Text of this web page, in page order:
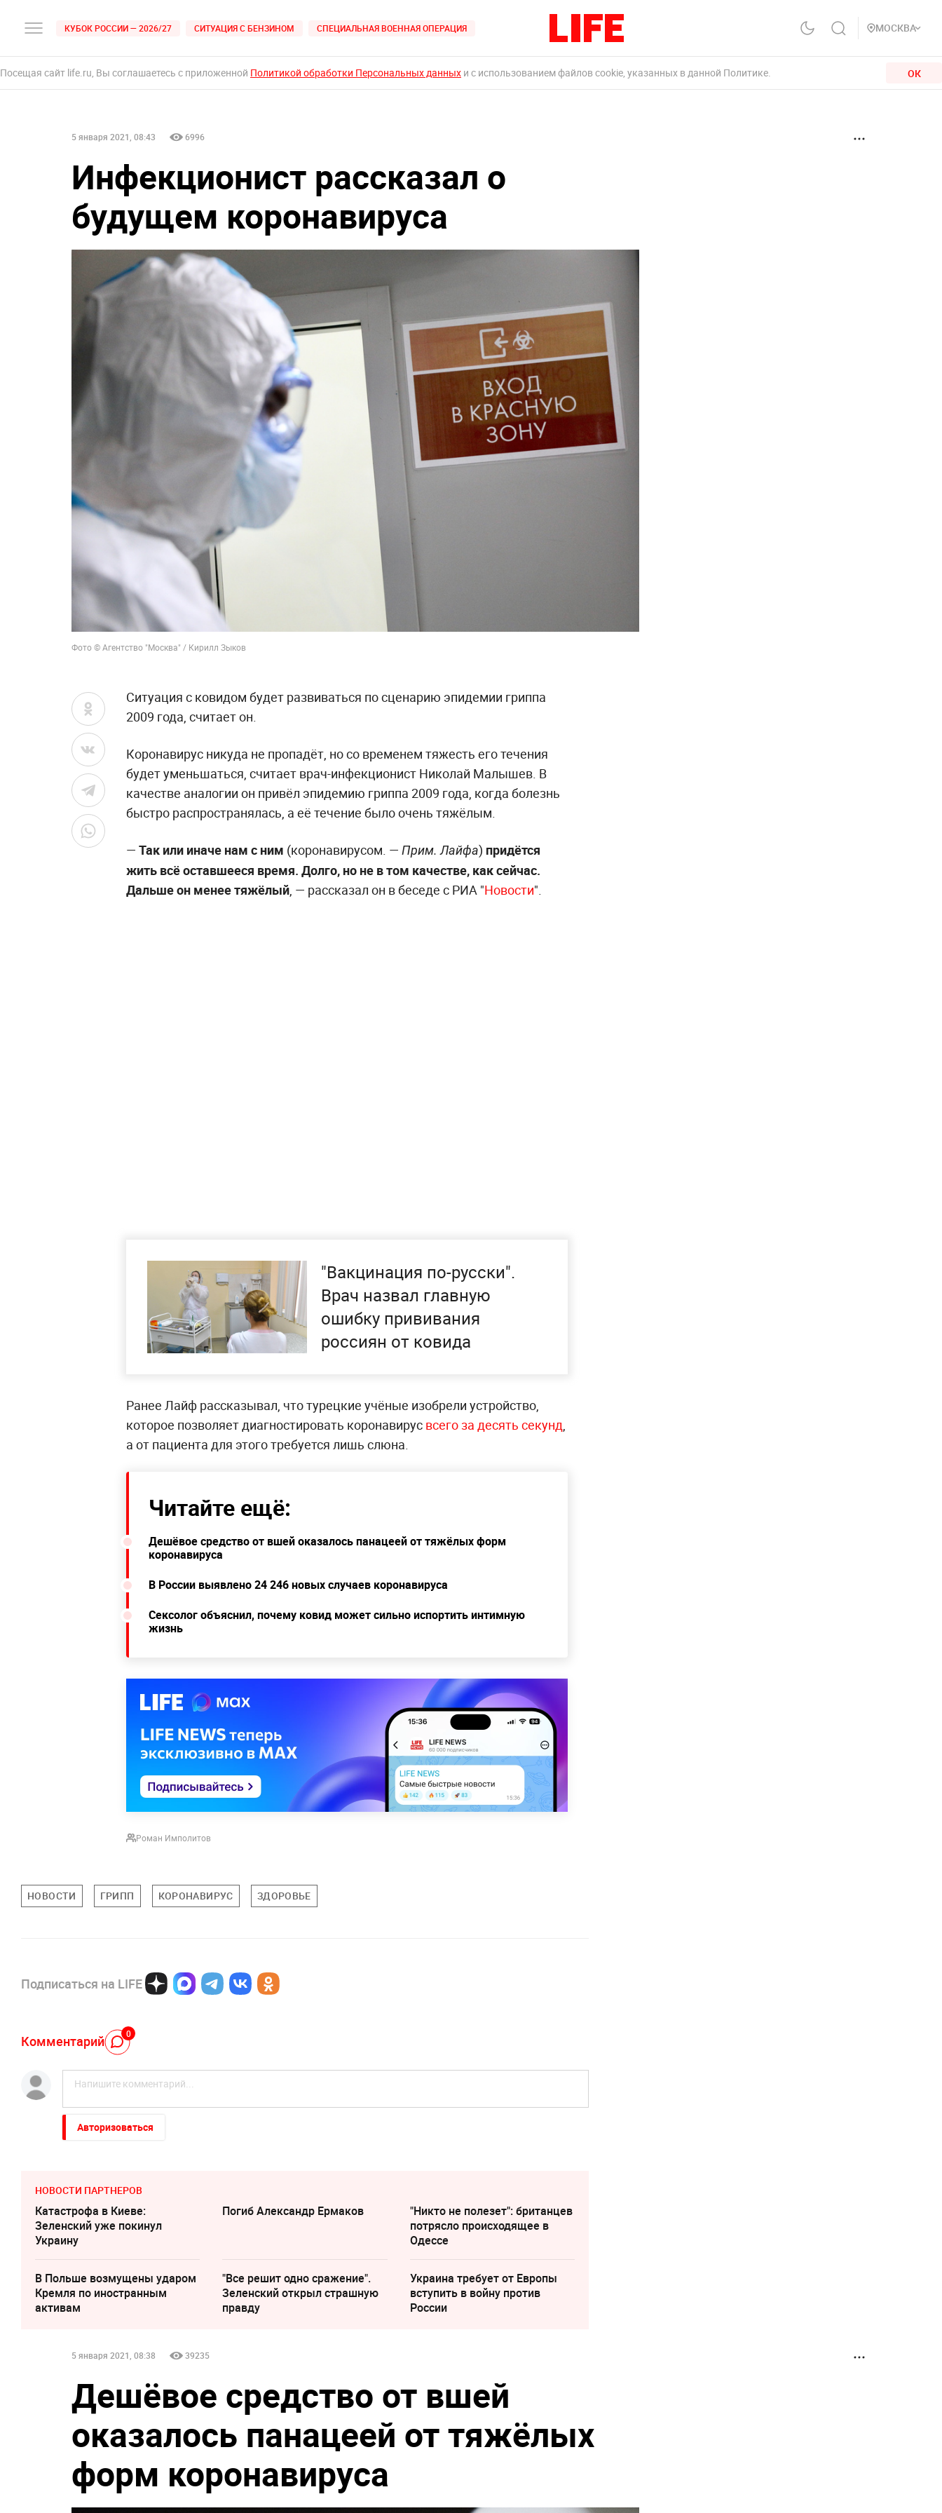
КУБОК РОССИИ — 2026/27 СИТУАЦИЯ С БЕНЗИНОМ СПЕЦИАЛЬНАЯ ВОЕННАЯ ОПЕРАЦИЯ МОСКВА
Посещая сайт life.ru, Вы соглашаетесь с приложенной Политикой обработки Персональных данных и с использованием файлов cookie, указанных в данной Политике. ОК
5 января 2021, 08:43 6996
Инфекционист рассказал о
будущем коронавируса
Фото © Агентство "Москва" / Кирилл Зыков
Ситуация с ковидом будет развиваться по сценарию эпидемии гриппа
2009 года, считает он.
Коронавирус никуда не пропадёт, но со временем тяжесть его течения
будет уменьшаться, считает врач-инфекционист Николай Малышев. В
качестве аналогии он привёл эпидемию гриппа 2009 года, когда болезнь
быстро распространялась, а её течение было очень тяжёлым.
— Так или иначе нам с ним (коронавирусом. — Прим. Лайфа) придётся
жить всё оставшееся время. Долго, но не в том качестве, как сейчас.
Дальше он менее тяжёлый, — рассказал он в беседе с РИА "Новости".
"Вакцинация по-русски".
Врач назвал главную
ошибку прививания
россиян от ковида
Ранее Лайф рассказывал, что турецкие учёные изобрели устройство,
которое позволяет диагностировать коронавирус всего за десять секунд,
а от пациента для этого требуется лишь слюна.
Читайте ещё:
Дешёвое средство от вшей оказалось панацеей от тяжёлых форм
коронавируса
В России выявлено 24 246 новых случаев коронавируса
Сексолог объяснил, почему ковид может сильно испортить интимную
жизнь
Роман Имполитов
НОВОСТИ ГРИПП КОРОНАВИРУС ЗДОРОВЬЕ
Подписаться на LIFE
Комментарий 0
Авторизоваться
НОВОСТИ ПАРТНЕРОВ
Катастрофа в Киеве:
Зеленский уже покинул
Украину
Погиб Александр Ермаков
"Никто не полезет": британцев
потрясло происходящее в
Одессе
В Польше возмущены ударом
Кремля по иностранным
активам
"Все решит одно сражение".
Зеленский открыл страшную
правду
Украина требует от Европы
вступить в войну против
России
5 января 2021, 08:38 39235
Дешёвое средство от вшей
оказалось панацеей от тяжёлых
форм коронавируса